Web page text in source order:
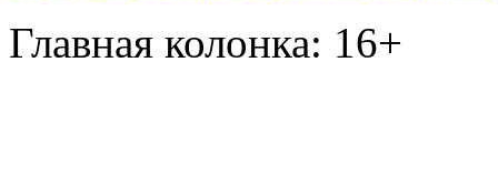
Главная колонка: 16+